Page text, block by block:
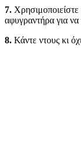
7.
αφυγραντήρα για να
8. Κάντε ντους κι